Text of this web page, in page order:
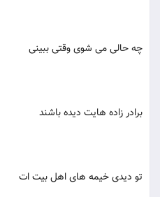
چه حالی می شوی وقتی ببینی
برادر زاده هایت دیده باشند
تو دیدی خیمه های اهل بیت ات